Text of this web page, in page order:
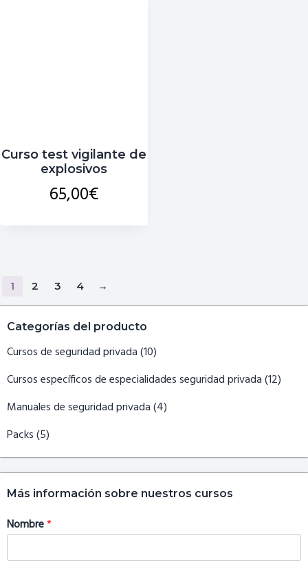
Curso test vigilante de
explosivos
65,00€
1 2 3 4 →
lateral
primaria
Categorías del producto
Cursos de seguridad privada(10)
Cursos específicos de especialidades seguridad privada(12)
Manuales de seguridad privada(4)
Packs(5)
Más información sobre nuestros cursos
Nombre*